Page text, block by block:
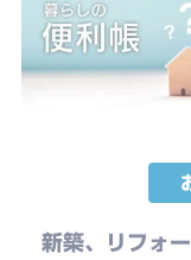
新築、リフォ